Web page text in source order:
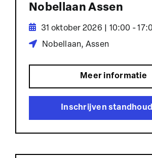
Nobellaan Assen
31 oktober 2026 | 10:00 -
Nobellaan, Assen
Meer informatie
Inschrijven